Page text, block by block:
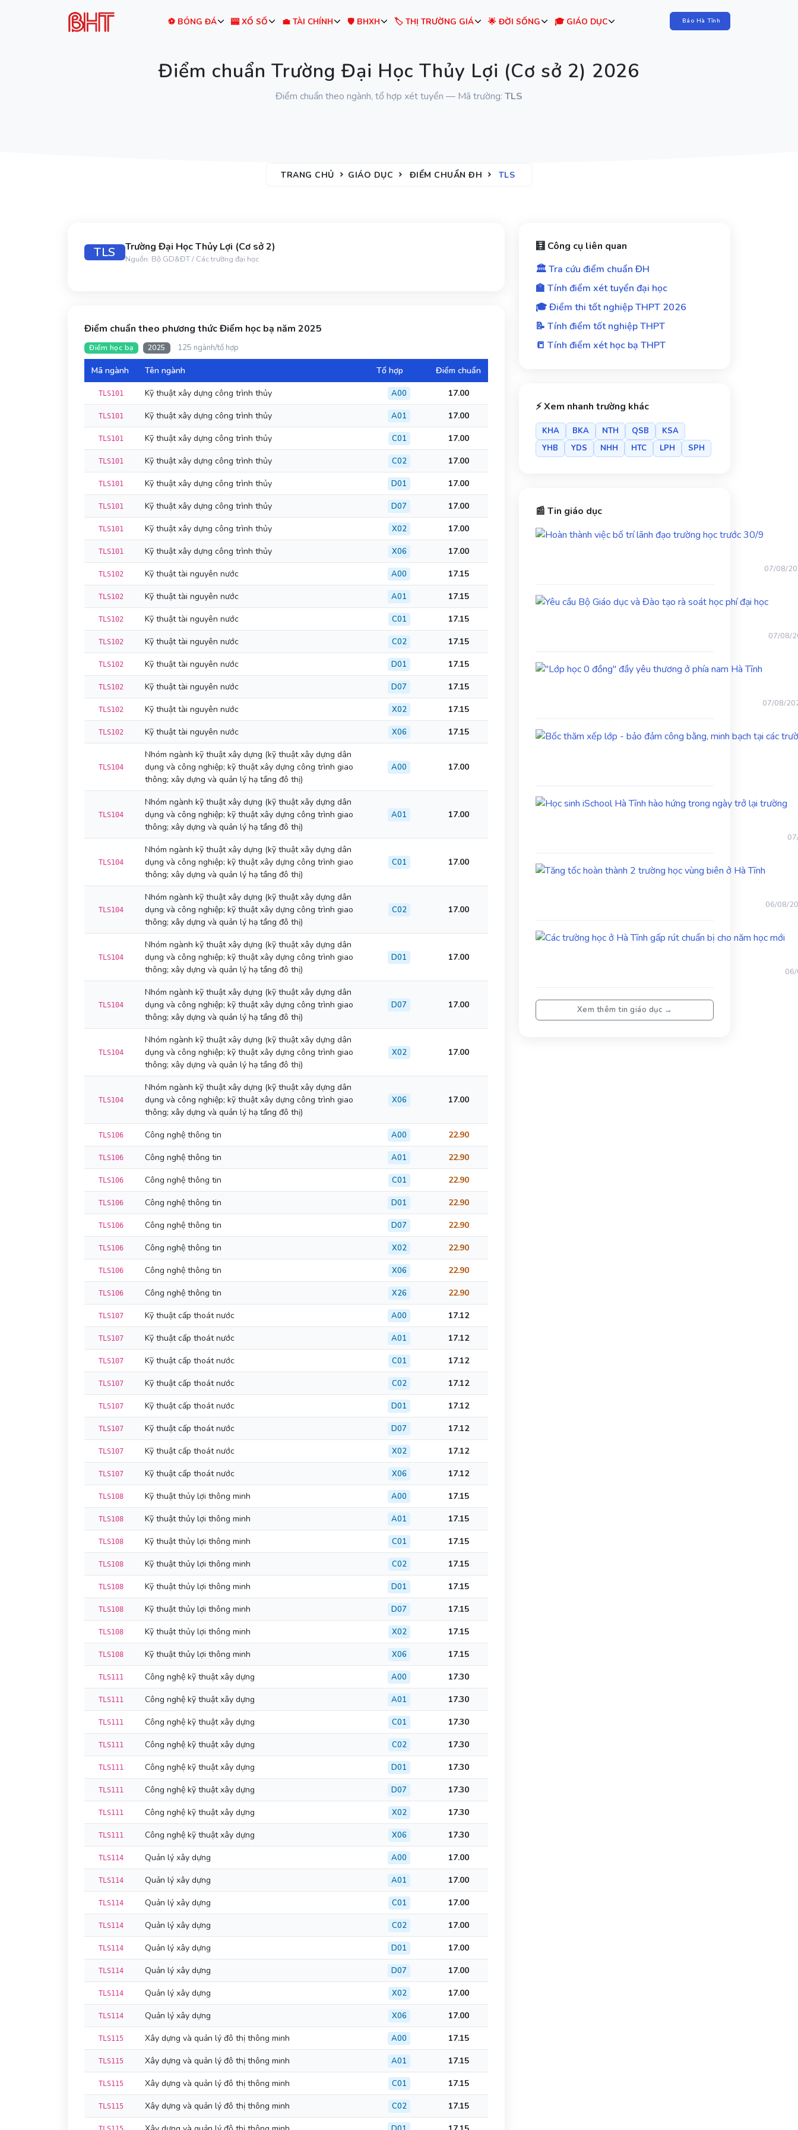
Báo Hà Tĩnh
⚽ BÓNG ĐÁ 🎰 XỔ SỐ 💼 TÀI CHÍNH 🛡️ BHXH 🏷️ THỊ TRƯỜNG GIÁ 🌟 ĐỜI SỐNG 🎓 GIÁO DỤC
Điểm chuẩn Trường Đại Học Thủy Lợi (Cơ sở 2) 2026
Điểm chuẩn theo ngành, tổ hợp xét tuyển — Mã trường: TLS
TRANG CHỦ GIÁO DỤC ĐIỂM CHUẨN ĐH TLS
TLS Trường Đại Học Thủy Lợi (Cơ sở 2)
Nguồn: Bộ GD&ĐT / Các trường đại học
Điểm chuẩn theo phương thức Điểm học bạ năm 2025
Điểm học bạ 2025 125 ngành/tổ hợp
Mã ngành Tên ngành Tổ hợp Điểm chuẩn
TLS101 Kỹ thuật xây dựng công trình thủy A00 17.00
TLS101 Kỹ thuật xây dựng công trình thủy A01 17.00
TLS101 Kỹ thuật xây dựng công trình thủy C01 17.00
TLS101 Kỹ thuật xây dựng công trình thủy C02 17.00
TLS101 Kỹ thuật xây dựng công trình thủy D01 17.00
TLS101 Kỹ thuật xây dựng công trình thủy D07 17.00
TLS101 Kỹ thuật xây dựng công trình thủy X02 17.00
TLS101 Kỹ thuật xây dựng công trình thủy X06 17.00
TLS102 Kỹ thuật tài nguyên nước A00 17.15
TLS102 Kỹ thuật tài nguyên nước A01 17.15
TLS102 Kỹ thuật tài nguyên nước C01 17.15
TLS102 Kỹ thuật tài nguyên nước C02 17.15
TLS102 Kỹ thuật tài nguyên nước D01 17.15
TLS102 Kỹ thuật tài nguyên nước D07 17.15
TLS102 Kỹ thuật tài nguyên nước X02 17.15
TLS102 Kỹ thuật tài nguyên nước X06 17.15
TLS104
Nhóm ngành kỹ thuật xây dựng (kỹ thuật xây dựng dân
dụng và công nghiệp; kỹ thuật xây dựng công trình giao
thông; xây dựng và quản lý hạ tầng đô thị)
A00 17.00
TLS104
Nhóm ngành kỹ thuật xây dựng (kỹ thuật xây dựng dân
dụng và công nghiệp; kỹ thuật xây dựng công trình giao
thông; xây dựng và quản lý hạ tầng đô thị)
A01 17.00
TLS104
Nhóm ngành kỹ thuật xây dựng (kỹ thuật xây dựng dân
dụng và công nghiệp; kỹ thuật xây dựng công trình giao
thông; xây dựng và quản lý hạ tầng đô thị)
C01 17.00
TLS104
Nhóm ngành kỹ thuật xây dựng (kỹ thuật xây dựng dân
dụng và công nghiệp; kỹ thuật xây dựng công trình giao
thông; xây dựng và quản lý hạ tầng đô thị)
C02 17.00
TLS104
Nhóm ngành kỹ thuật xây dựng (kỹ thuật xây dựng dân
dụng và công nghiệp; kỹ thuật xây dựng công trình giao
thông; xây dựng và quản lý hạ tầng đô thị)
D01 17.00
TLS104
Nhóm ngành kỹ thuật xây dựng (kỹ thuật xây dựng dân
dụng và công nghiệp; kỹ thuật xây dựng công trình giao
thông; xây dựng và quản lý hạ tầng đô thị)
D07 17.00
TLS104
Nhóm ngành kỹ thuật xây dựng (kỹ thuật xây dựng dân
dụng và công nghiệp; kỹ thuật xây dựng công trình giao
thông; xây dựng và quản lý hạ tầng đô thị)
X02 17.00
TLS104
Nhóm ngành kỹ thuật xây dựng (kỹ thuật xây dựng dân
dụng và công nghiệp; kỹ thuật xây dựng công trình giao
thông; xây dựng và quản lý hạ tầng đô thị)
X06 17.00
TLS106 Công nghệ thông tin A00 22.90
TLS106 Công nghệ thông tin A01 22.90
TLS106 Công nghệ thông tin C01 22.90
TLS106 Công nghệ thông tin D01 22.90
TLS106 Công nghệ thông tin D07 22.90
TLS106 Công nghệ thông tin X02 22.90
TLS106 Công nghệ thông tin X06 22.90
TLS106 Công nghệ thông tin X26 22.90
TLS107 Kỹ thuật cấp thoát nước A00 17.12
TLS107 Kỹ thuật cấp thoát nước A01 17.12
TLS107 Kỹ thuật cấp thoát nước C01 17.12
TLS107 Kỹ thuật cấp thoát nước C02 17.12
TLS107 Kỹ thuật cấp thoát nước D01 17.12
TLS107 Kỹ thuật cấp thoát nước D07 17.12
TLS107 Kỹ thuật cấp thoát nước X02 17.12
TLS107 Kỹ thuật cấp thoát nước X06 17.12
TLS108 Kỹ thuật thủy lợi thông minh A00 17.15
TLS108 Kỹ thuật thủy lợi thông minh A01 17.15
TLS108 Kỹ thuật thủy lợi thông minh C01 17.15
TLS108 Kỹ thuật thủy lợi thông minh C02 17.15
TLS108 Kỹ thuật thủy lợi thông minh D01 17.15
TLS108 Kỹ thuật thủy lợi thông minh D07 17.15
TLS108 Kỹ thuật thủy lợi thông minh X02 17.15
TLS108 Kỹ thuật thủy lợi thông minh X06 17.15
TLS111 Công nghệ kỹ thuật xây dựng A00 17.30
TLS111 Công nghệ kỹ thuật xây dựng A01 17.30
TLS111 Công nghệ kỹ thuật xây dựng C01 17.30
TLS111 Công nghệ kỹ thuật xây dựng C02 17.30
TLS111 Công nghệ kỹ thuật xây dựng D01 17.30
TLS111 Công nghệ kỹ thuật xây dựng D07 17.30
TLS111 Công nghệ kỹ thuật xây dựng X02 17.30
TLS111 Công nghệ kỹ thuật xây dựng X06 17.30
TLS114 Quản lý xây dựng A00 17.00
TLS114 Quản lý xây dựng A01 17.00
TLS114 Quản lý xây dựng C01 17.00
TLS114 Quản lý xây dựng C02 17.00
TLS114 Quản lý xây dựng D01 17.00
TLS114 Quản lý xây dựng D07 17.00
TLS114 Quản lý xây dựng X02 17.00
TLS114 Quản lý xây dựng X06 17.00
TLS115 Xây dựng và quản lý đô thị thông minh A00 17.15
TLS115 Xây dựng và quản lý đô thị thông minh A01 17.15
TLS115 Xây dựng và quản lý đô thị thông minh C01 17.15
TLS115 Xây dựng và quản lý đô thị thông minh C02 17.15
🧮 Công cụ liên quan
🏛️ Tra cứu điểm chuẩn ĐH
🏫 Tính điểm xét tuyển đại học
🎓 Điểm thi tốt nghiệp THPT 2026
📝 Tính điểm tốt nghiệp THPT
📒 Tính điểm xét học bạ THPT
⚡ Xem nhanh trường khác
KHA BKA NTH QSB
KSA
YHB
YDS NHH HTC LPH SPH
📰 Tin giáo dục
bố
đạo
trước
07/08/
Giáo
soát
đại
07/08/
đồng"
thương
07/08/
Hà
trở
thành
học
06/08/
ở
Xem thêm tin giáo dục →